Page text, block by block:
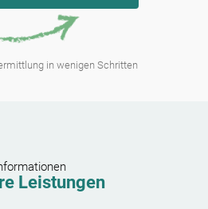
in wenigen Schritten
Leistungen